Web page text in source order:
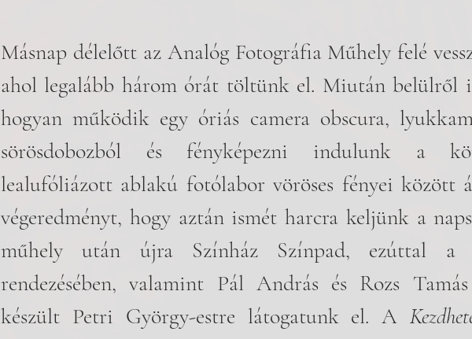
Másnap délelőtt az Analóg Fotográfia Műhely felé
ahol legalább három órát töltünk el. Miután belülről
hogyan működik egy óriás camera obscura,
sörösdobozból és fényképezni indulunk a
lealufóliázott ablakú fotólabor vöröses fényei között
végeredményt, hogy aztán ismét harcra keljünk a
műhely után újra Színház Színpad, ezúttal a
rendezésében, valamint Pál András és Rozs
készült Petri György-estre látogatunk el. A